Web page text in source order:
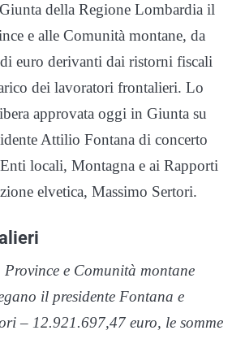
della Regione Lombardia il
e alle Comunità montane, da
euro derivanti dai ristorni fiscali
dei lavoratori frontalieri. Lo
approvata oggi in Giunta su
Attilio Fontana di concerto
Enti locali, Montagna e ai Rapporti
elvetica, Massimo Sertori.
e Comunità montane
il presidente Fontana e
– 12.921.697,47 euro, le somme